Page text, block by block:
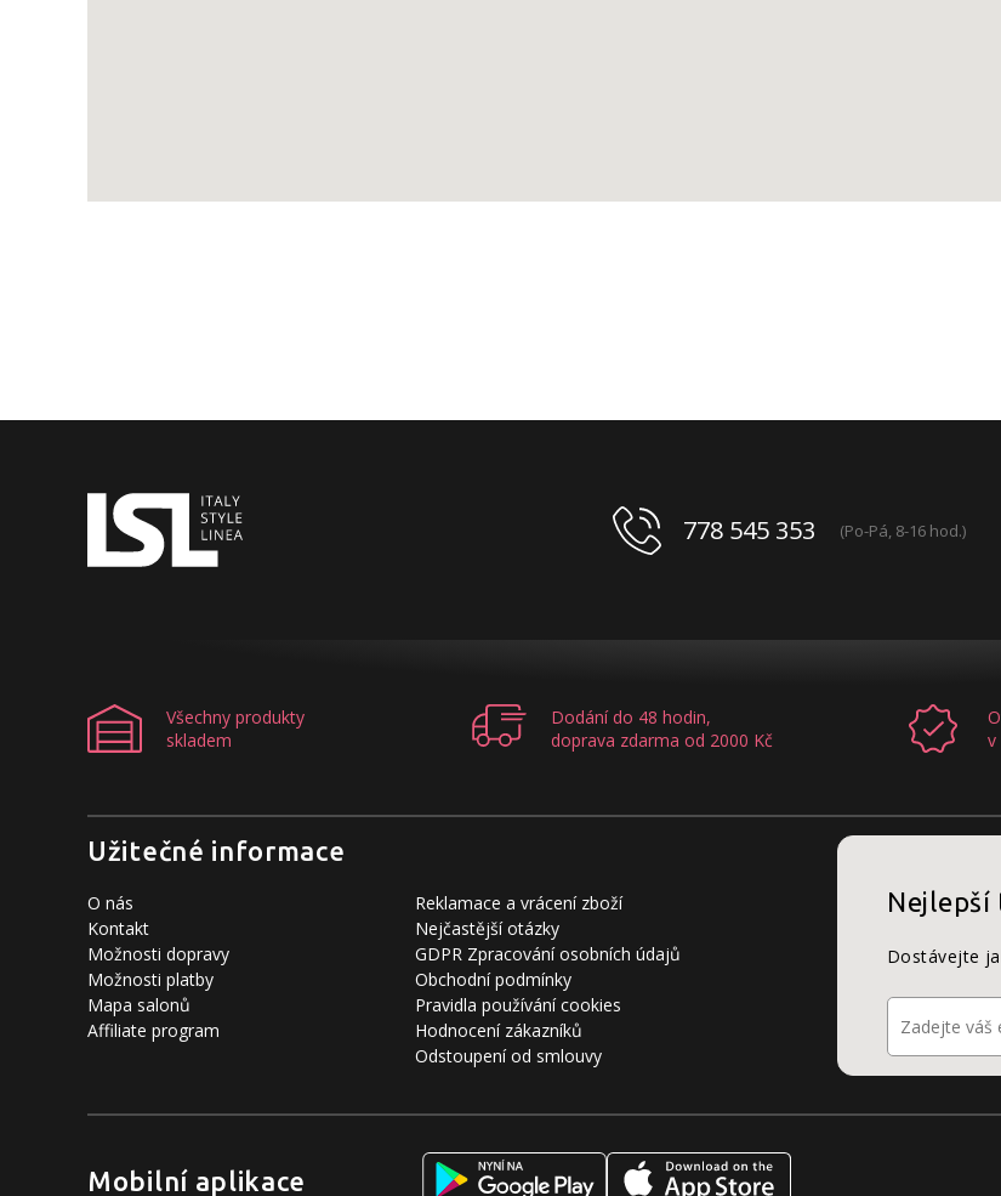
778 545 353 (Po-Pá, 8-16 hod.)
Všechny produkty
skladem
Dodání do 48 hodin,
doprava zdarma od 2000 Kč
v
Užitečné informace
O nás
Kontakt
Možnosti dopravy
Možnosti platby
Mapa salonů
Affiliate program
Reklamace a vrácení zboží
Nejčastější otázky
GDPR Zpracování osobních údajů
Obchodní podmínky
Pravidla používání cookies
Hodnocení zákazníků
Odstoupení od smlouvy
Nejlepší
Dostávejte
Mobilní aplikace